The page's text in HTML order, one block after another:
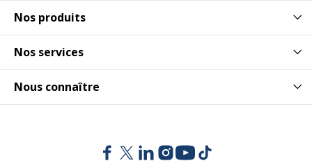
Nos produits
Nos services
Nous connaître